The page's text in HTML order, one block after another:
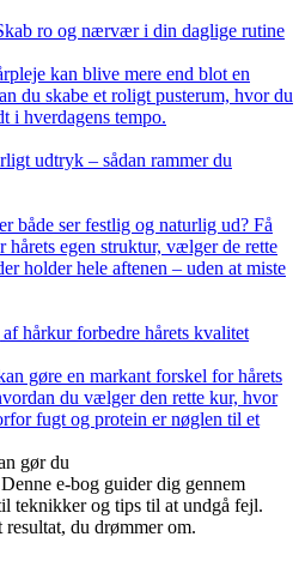
ro og nærvær i din daglige rutine
kan blive mere end blot en
du skabe et roligt pusterum, hvor du
i hverdagens tempo.
udtryk – sådan rammer du
både ser festlig og naturlig ud? Få
egen struktur, vælger de rette
holder hele aftenen – uden at miste
hårkur forbedre hårets kvalitet
gøre en markant forskel for hårets
du vælger den rette kur, hvor
fugt og protein er nøglen til et
gør du
e-bog guider dig gennem
teknikker og tips til at undgå fejl.
du drømmer om.